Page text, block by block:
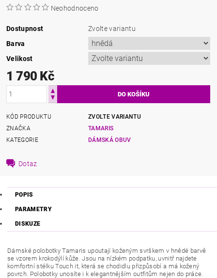
Neohodnoceno
Dostupnost
Zvolte variantu
Barva
Velikost
1 790 Kč
KÓD PRODUKTU
ZVOLTE VARIANTU
ZNAČKA
TAMARIS
KATEGORIE
DÁMSKÁ OBUV
Dotaz
POPIS
PARAMETRY
DISKUZE
Dámské polobotky Tamaris upoutají koženým svrškem v hnědé barvě
se vzorem krokodýlí kůže. Jsou na nízkém podpatku, uvnitř najdete
komfortní stélku Touch it, která se chodidlu přizpůsobí a má kožený
povrch. Polobotky unosíte i k elegantnějším outfitům nejen do práce.